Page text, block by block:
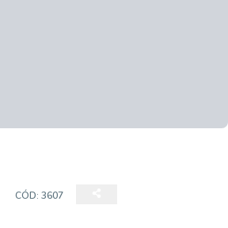
CÓD: 3607